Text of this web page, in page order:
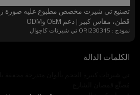
بالطبيعة العفوية والحرية غير
الحفاظ على مجموعة متنوعة من
قطن، مقاس كبير | دعم OEM وODM
نموذج : ORI230315 تي شيرتات كاجوال
الكلمات الدالة